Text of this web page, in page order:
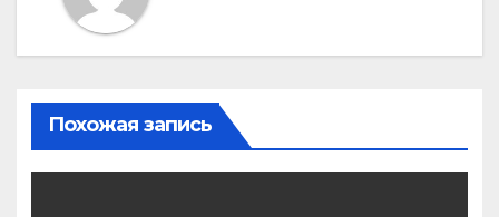
Похожая запись